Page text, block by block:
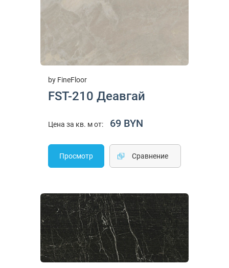
by FineFloor
FST-210 Деавгай
Цена за кв. м от: 69 BYN
Просмотр Cравнение